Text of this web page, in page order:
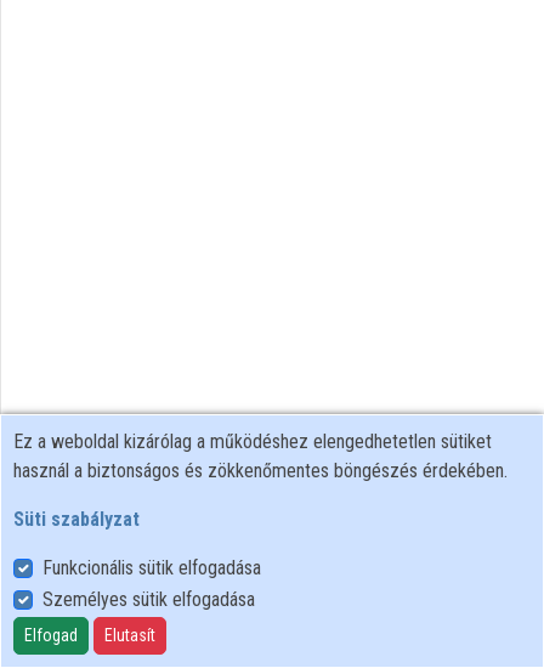
Felhasználói szabályzat
Adatkezelési tájékoztató
Süti szabályzat
Ez a weboldal kizárólag a működéshez elengedhetetlen sütiket
használ a biztonságos és zökkenőmentes böngészés érdekében.
Süti szabályzat
Funkcionális sütik elfogadása
Személyes sütik elfogadása
Elfogad Elutasít